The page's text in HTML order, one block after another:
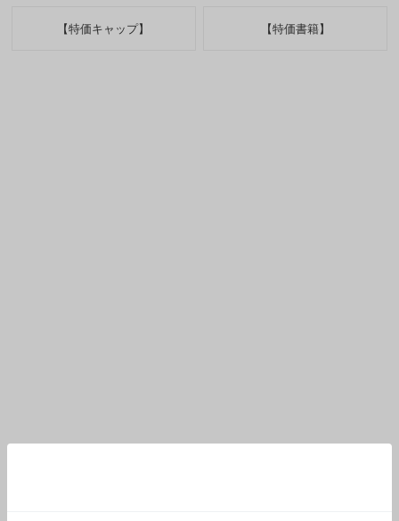
【特価キャップ】 【特価書籍】